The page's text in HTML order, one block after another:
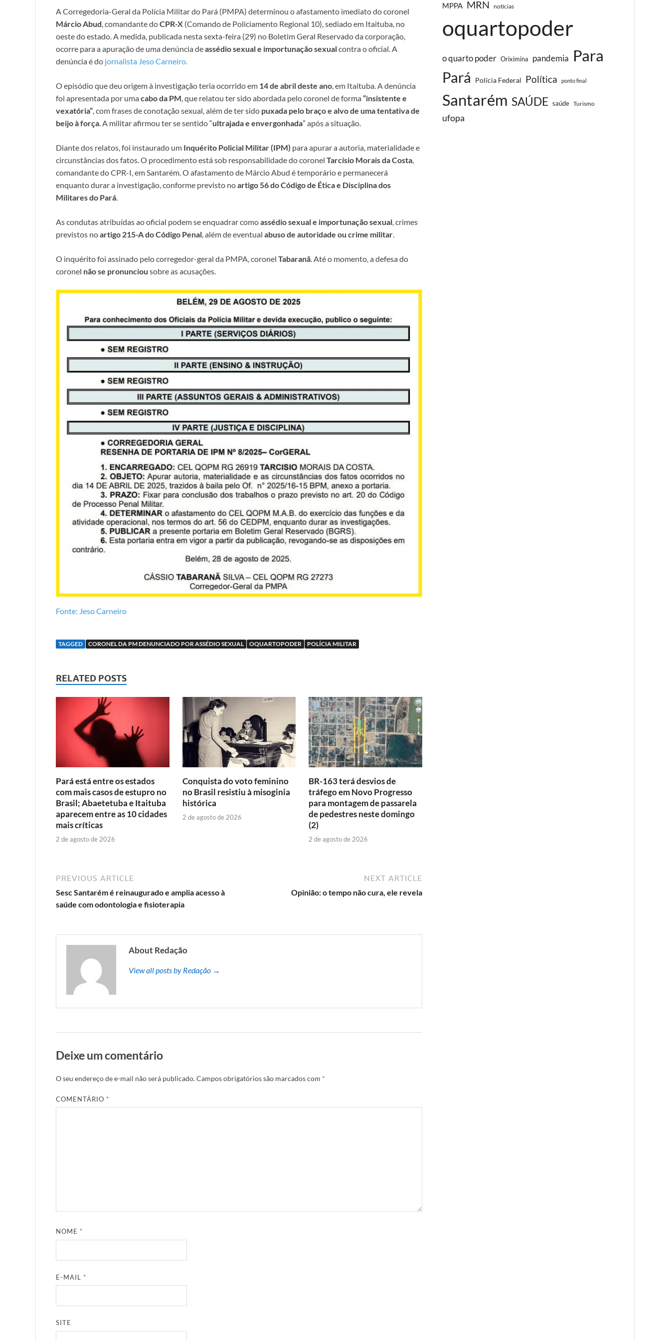
A Corregedoria-Geral da Polícia Militar do Pará (PMPA) determinou o afastamento imediato do coronel
Márcio Abud, comandante doCPR-X (Comando de Policiamento Regional 10), sediado em Itaituba, no
oeste do estado. A medida, publicada nesta sexta-feira (29) no Boletim Geral Reservado da corporação,
ocorre para a apuração de uma denúncia deassédio sexual e importunação sexualcontra o oficial. A
denúncia é do jornalista Jeso Carneiro.
O episódio que deu origem à investigação teria ocorrido em 14 de abril deste ano, em Itaituba. A denúncia
foi apresentada por umacabo da PM, que relatou ter sido abordada pelo coronel de forma“insistente e
vexatória”, com frases de conotação sexual, além de ter sido puxada pelo braço e alvo de uma tentativa de
beijo à força. A militar afirmou ter se sentido “ultrajada e envergonhada” após a situação.
Diante dos relatos, foi instaurado um Inquérito Policial Militar (IPM) para apurar a autoria, materialidade e
circunstâncias dos fatos. O procedimento está sob responsabilidade do coronel Tarcísio Morais da Costa,
comandante do CPR-I, em Santarém. O afastamento de Márcio Abud é temporário e permanecerá
enquanto durar a investigação, conforme previsto noartigo 56 do Código de Ética e Disciplina dos
Militares do Pará.
As condutas atribuídas ao oficial podem se enquadrar comoassédio sexual e importunação sexual, crimes
previstos noartigo 215-A do Código Penal, além de eventual abuso de autoridade ou crime militar.
O inquérito foi assinado pelo corregedor-geral da PMPA, coronel Tabaranã. Até o momento, a defesa do
coronel não se pronunciou sobre as acusações.
Fonte: Jeso Carneiro
TAGGED CORONEL DA PM DENUNCIADO POR ASSÉDIO SEXUAL OQUARTOPODER POLÍCIA MILITAR
RELATED POSTS
Pará está entre os estados
com mais casos de estupro no
Brasil; Abaetetuba e Itaituba
aparecem entre as 10 cidades
mais críticas
2 de agosto de 2026
Conquista do voto feminino
no Brasil resistiu à misoginia
histórica
2 de agosto de 2026
BR-163 terá desvios de
tráfego em Novo Progresso
para montagem de passarela
de pedestres neste domingo
(2)
2 de agosto de 2026
PREVIOUS ARTICLE
Sesc Santarém é reinaugurado e amplia acesso à
saúde com odontologia e fisioterapia
NEXT ARTICLE
Opinião: o tempo não cura, ele revela
About Redação
View all posts by Redação →
Deixe um comentário
O seu endereço de e-mail não será publicado.Campos obrigatórios são marcados com *
COMENTÁRIO*
NOME*
E-MAIL*
SITE
MPPA MRN notícias
oquartopoder
o quarto poder Oriximina pandemia Para
Pará Polícia Federal Política ponto final
Santarém SAÚDE saúde Turismo
ufopa